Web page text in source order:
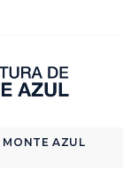
MONTE AZUL